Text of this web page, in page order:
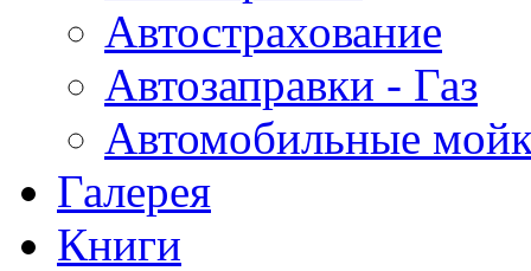
Автострахование
Автозаправки - Газ
Автомобильные
Галерея
Книги